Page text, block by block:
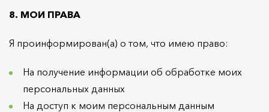
8. МОИ ПРАВА
Я проинформирован(а) о том, что имею право:
На получение информации об обработке моих
персональных данных
На доступ к моим персональным данным